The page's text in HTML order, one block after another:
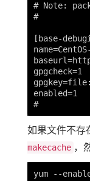
# Note:
#
[base-
gpgcheck=1
enabled=1
如果文件不存
makecache ，
yum --